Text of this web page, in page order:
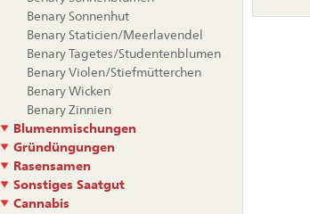
Benary Sonnenhut
Benary Staticien/Meerlavendel
Benary Tagetes/Studentenblumen
Benary Violen/Stiefmütterchen
Benary Wicken
Benary Zinnien
Blumenmischungen
Gründüngungen
Rasensamen
Sonstiges Saatgut
Cannabis